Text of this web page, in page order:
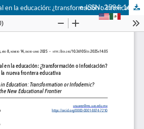
La inteligencia artificial en la educación: ¿transformación o infoxicación? Un análisis crítico de la nueva frontera educativa
e-ISSN: 2594-1682